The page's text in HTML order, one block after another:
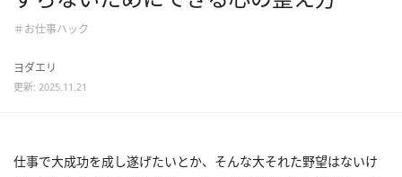
＃お仕事ハック
ヨダエリ
更新: 2025.11.21
仕事で大成功を成し遂げたいとか、そんな大それた野望はないけ